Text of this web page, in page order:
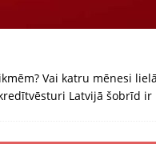
Vai katru mēnesi
Latvijā šobrīd ir